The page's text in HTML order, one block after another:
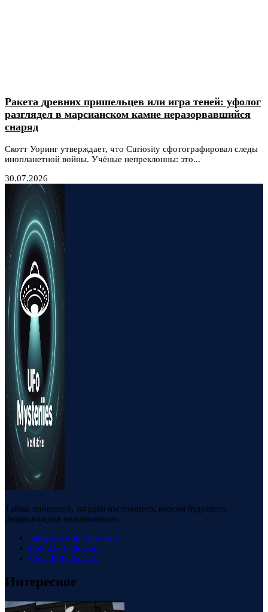
Ракета древних пришельцев или игра теней: уфолог
разглядел в марсианском камне неразорвавшийся
снаряд
Скотт Уоринг утверждает, что Curiosity сфотографировал следы
инопланетной войны. Учёные непреклонны: это...
30.07.2026
Тайны прошлого, загадки настоящего, версии будущего.
Энциклопедия непознанного.
Telegram 88k Followers
RSS 23k Followers
VK 23k Followers
Интересное